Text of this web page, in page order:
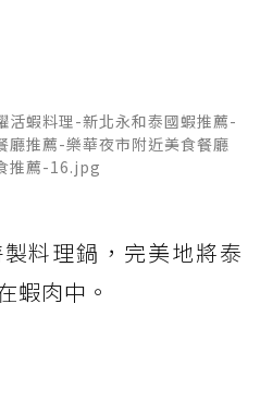
活蝦料理-新北永和泰國蝦推薦-
廳推薦-樂華夜市附近美食餐廳
推薦-16.jpg
料理鍋，完美地將泰
蝦肉中。